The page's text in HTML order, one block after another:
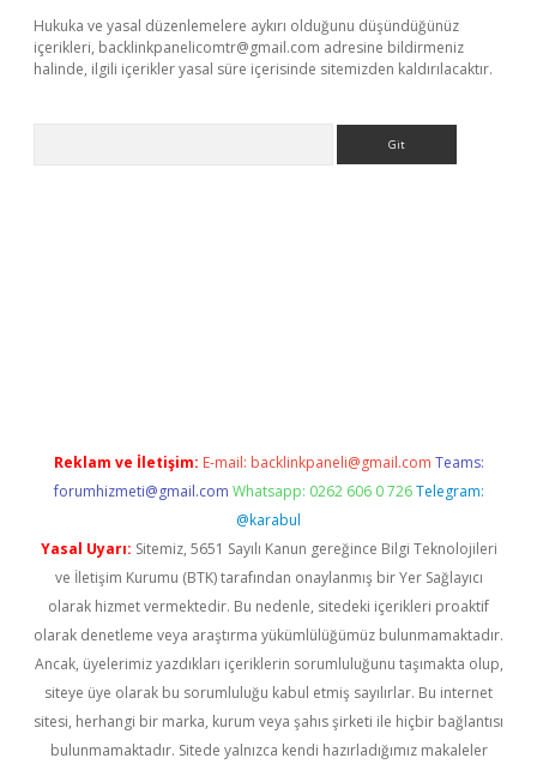
Hukuka ve yasal düzenlemelere aykırı olduğunu düşündüğünüz
içerikleri, backlinkpanelicomtr@gmail.com adresine bildirmeniz
halinde, ilgili içerikler yasal süre içerisinde sitemizden kaldırılacaktır.
Reklam ve İletişim: E-mail: backlinkpaneli@gmail.com Teams:
forumhizmeti@gmail.com Whatsapp: 0262 606 0 726 Telegram:
@karabul
Yasal Uyarı: Sitemiz, 5651 Sayılı Kanun gereğince Bilgi Teknolojileri
ve İletişim Kurumu (BTK) tarafından onaylanmış bir Yer Sağlayıcı
olarak hizmet vermektedir. Bu nedenle, sitedeki içerikleri proaktif
olarak denetleme veya araştırma yükümlülüğümüz bulunmamaktadır.
Ancak, üyelerimiz yazdıkları içeriklerin sorumluluğunu taşımakta olup,
siteye üye olarak bu sorumluluğu kabul etmiş sayılırlar. Bu internet
sitesi, herhangi bir marka, kurum veya şahıs şirketi ile hiçbir bağlantısı
bulunmamaktadır. Sitede yalnızca kendi hazırladığımız makaleler